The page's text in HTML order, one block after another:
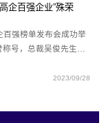
企百强企业”殊荣
强榜单发布会成功举
号，总裁吴俊先生代
发展历程与广州的快
2023/09/28